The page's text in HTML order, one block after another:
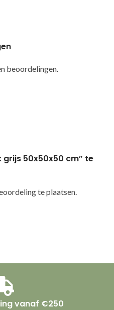
beoordelingen.
grijs 50x50x50 cm” te
te plaatsen.
vanaf €250